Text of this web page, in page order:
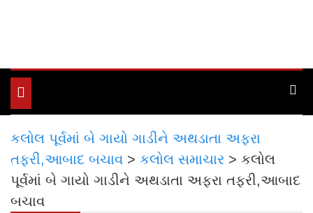
Toggle
navigation
કલોલ પૂર્વમાં બે ગાયો ગાડીને અથડાતા અફરા
તફરી,આબાદ બચાવ > કલોલ સમાચાર > કલોલ
પૂર્વમાં બે ગાયો ગાડીને અથડાતા અફરા તફરી,આબાદ
બચાવ